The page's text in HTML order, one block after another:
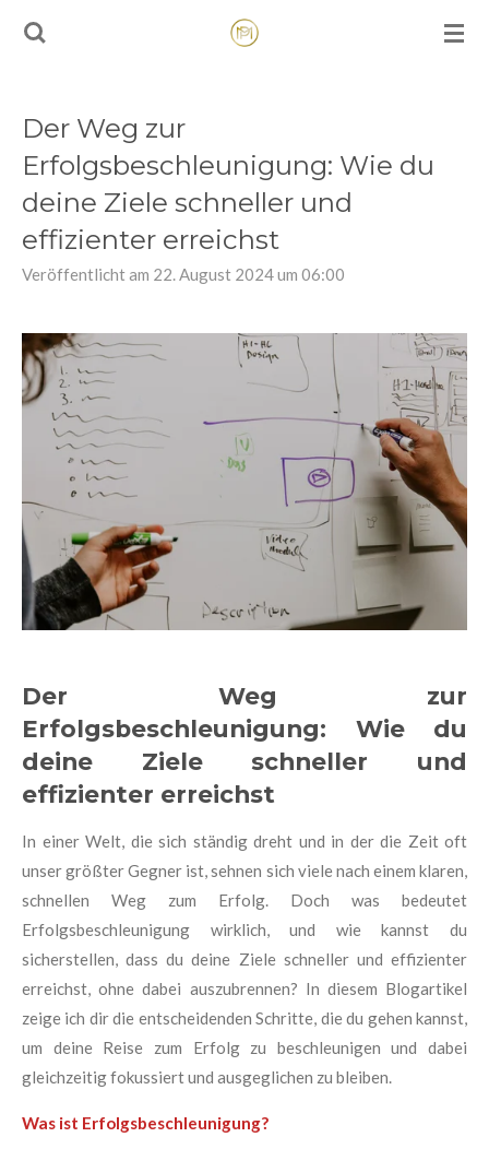
Zum
Der Weg zur
Erfolgsbeschleunigung: Wie du
deine Ziele schneller und
effizienter erreichst
Veröffentlicht am 22. August 2024 um 06:00
Der Weg zur
Erfolgsbeschleunigung: Wie du
deine Ziele schneller und
effizienter erreichst
In einer Welt, die sich ständig dreht und in der die Zeit oft
unser größter Gegner ist, sehnen sich viele nach einem klaren,
schnellen Weg zum Erfolg. Doch was bedeutet
Erfolgsbeschleunigung wirklich, und wie kannst du
sicherstellen, dass du deine Ziele schneller und effizienter
erreichst, ohne dabei auszubrennen? In diesem Blogartikel
zeige ich dir die entscheidenden Schritte, die du gehen kannst,
um deine Reise zum Erfolg zu beschleunigen und dabei
gleichzeitig fokussiert und ausgeglichen zu bleiben.
Was ist Erfolgsbeschleunigung?